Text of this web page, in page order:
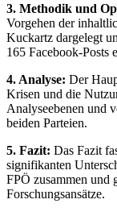
3. Methodik und
Vorgehen der
Kuckartz dargelegt
165 Facebook-Posts
4. Analyse: Der
Krisen und die
Analyseebenen und
beiden Parteien.
5. Fazit: Das Fazit
signifikanten
FPÖ zusammen und
Forschungsansätze.